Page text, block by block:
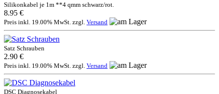
Silikonkabel je 1m **4 qmm schwarz/rot.
8.95 €
Preis inkl. 19.00% MwSt. zzgl. Versand
Satz Schrauben
2.90 €
Preis inkl. 19.00% MwSt. zzgl. Versand
DSC Diagnosekabel